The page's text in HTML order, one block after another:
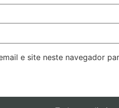
e site neste navegador